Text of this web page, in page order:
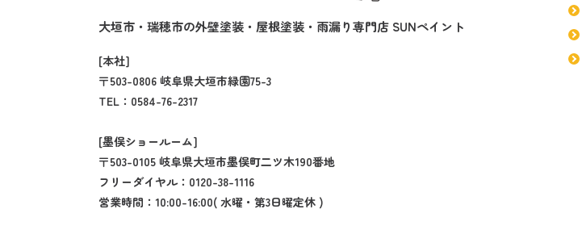
大垣市・瑞穂市の外壁塗装・屋根塗装・雨漏り専門店 SUNペイント
[本社]
〒503-0806 岐阜県大垣市緑園75-3
TEL： 0584-76-2317
[墨俣ショールーム]
〒503-0105 岐阜県大垣市墨俣町二ツ木190番地
フリーダイヤル： 0120-38-1116
営業時間：10:00-16:00( 水曜・第3日曜定休 )